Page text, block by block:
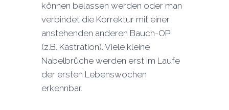
können belassen werden oder man
verbindet die Korrektur mit einer
anstehenden anderen Bauch-OP
(z.B. Kastration). Viele kleine
Nabelbrüche werden erst im Laufe
der ersten Lebenswochen
erkennbar.